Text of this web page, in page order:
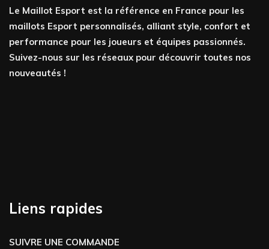
Le Maillot Esport est la référence en France pour les
maillots Esport personnalisés, alliant style, confort et
performance pour les joueurs et équipes passionnés.
Suivez-nous sur les réseaux pour découvrir toutes nos
nouveautés !
Liens rapides
SUIVRE UNE COMMANDE